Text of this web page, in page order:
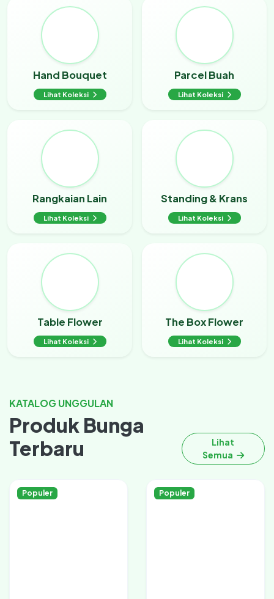
Hand Bouquet
Lihat Koleksi
Parcel Buah
Lihat Koleksi
Rangkaian Lain
Lihat Koleksi
Standing & Krans
Lihat Koleksi
Table Flower
Lihat Koleksi
The Box Flower
Lihat Koleksi
KATALOG UNGGULAN
Produk Bunga
Terbaru
Lihat
Semua
Populer Populer